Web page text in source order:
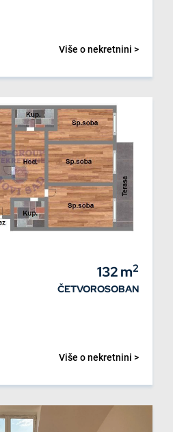
Više o nekretnini >
132m2
ČETVOROSOBAN
Više o nekretnini >